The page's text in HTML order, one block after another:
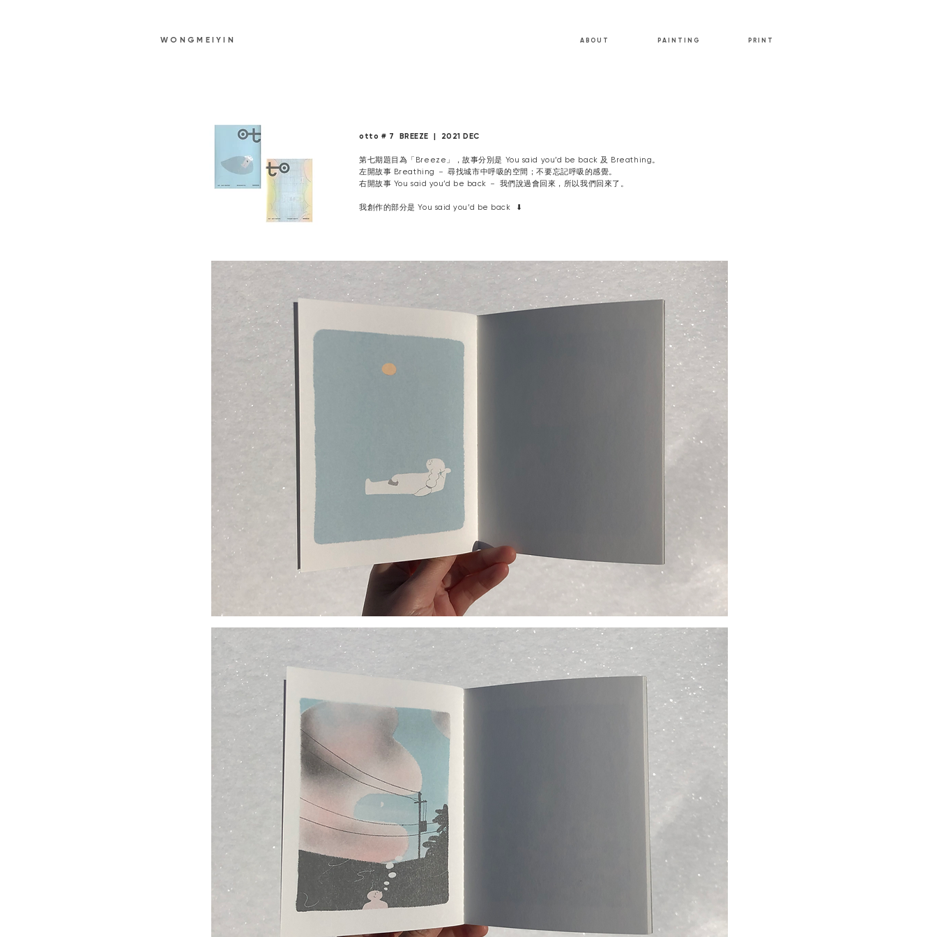
WONGMEIYIN A B O U T P A I N T I N G P R I N T
otto # 7 BREEZE | 2021 DEC
第七期題目為「Breeze」，故事分別是 You said you’d be back 及 Breathing。
左開故事 Breathing － 尋找城市中呼吸的空間；不要忘記呼吸的感覺。
右開故事 You said you’d be back － 我們說過會回來，所以我們回來了。
我創作的部分是 You said you’d be back ⬇